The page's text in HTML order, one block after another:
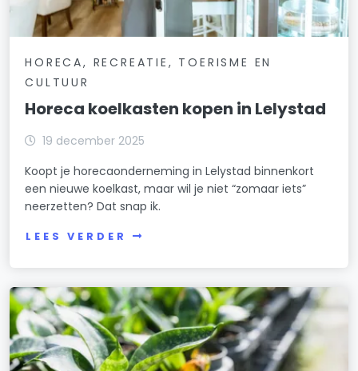
HORECA, RECREATIE, TOERISME EN
CULTUUR
Horeca koelkasten kopen in Lelystad
19 december 2025
Koopt je horecaonderneming in Lelystad binnenkort
een nieuwe koelkast, maar wil je niet “zomaar iets”
neerzetten? Dat snap ik.
LEES VERDER